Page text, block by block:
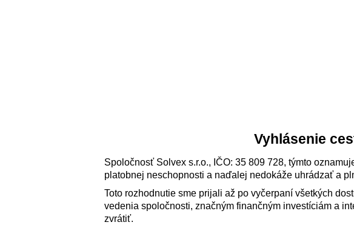
Vyhlásenie
Spoločnosť Solvex s.r.o., IČO: 35 809 728, týmto
platobnej neschopnosti a naďalej nedokáže uhrádzať a
Toto rozhodnutie sme prijali až po vyčerpaní všetkých
vedenia spoločnosti, značným finančným investíciám a
zvrátiť.